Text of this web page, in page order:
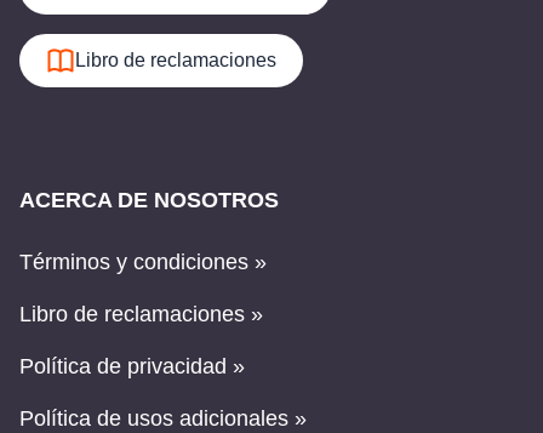
Libro de reclamaciones
ACERCA DE NOSOTROS
Términos y condiciones »
Libro de reclamaciones »
Política de privacidad »
Política de usos adicionales »